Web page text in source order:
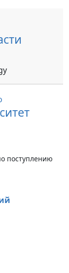
поступлению